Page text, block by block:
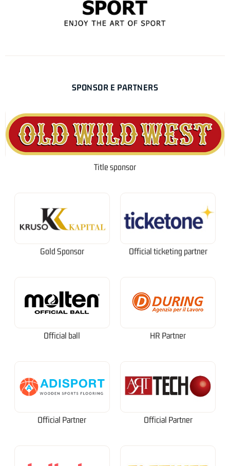
SPONSOR E PARTNERS
Title sponsor
Gold Sponsor Official ticketing partner
Official ball HR Partner
Official Partner Official Partner